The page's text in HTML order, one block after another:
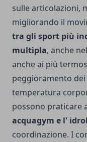
sulle articolazioni,
migliorando il
tra gli sport più
multipla, anche
anche ai più
peggioramento
temperatura
possono praticare
acquagym e l'
coordinazione. I